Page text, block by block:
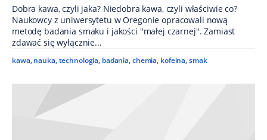
Dobra kawa, czyli jaka? Niedobra kawa, czyli właściwie co?
Naukowcy z uniwersytetu w Oregonie opracowali nową
metodę badania smaku i jakości "małej czarnej". Zamiast
zdawać się wyłącznie...
kawa, nauka,technologia, badania,chemia, kofeina,smak